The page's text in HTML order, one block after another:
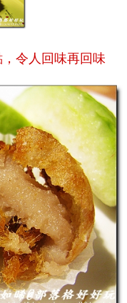
令人回味再回味